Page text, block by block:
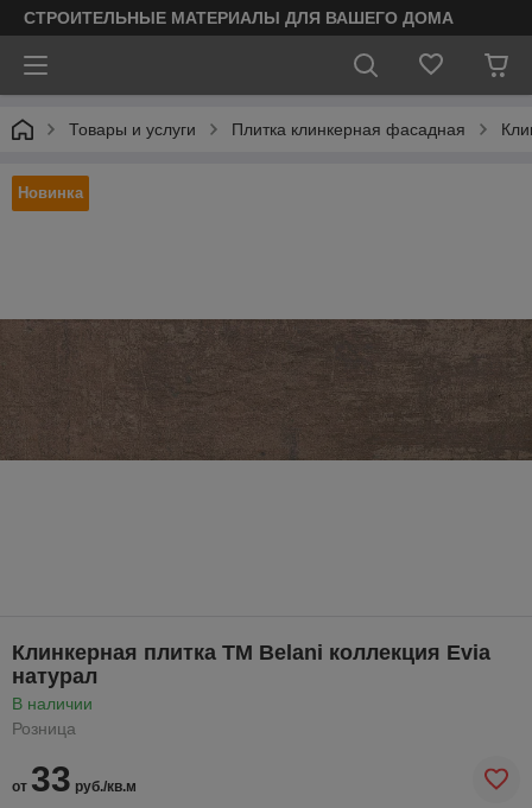
СТРОИТЕЛЬНЫЕ МАТЕРИАЛЫ ДЛЯ ВАШЕГО ДОМА
Товары и услуги Плитка клинкерная фасадная
Новинка
Клинкерная плитка ТМ Belani коллекция Evia
натурал
В наличии
Розница
от 33 руб./кв.м